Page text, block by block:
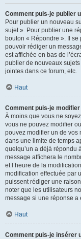
Comment puis-je publier
Pour publier un nouveau
sujet ». Pour publier une
bouton « Répondre ». Il se
pouvoir rédiger un
est affichée en bas de
publier de nouveaux
jointes dans ce forum, etc.
Haut
Comment puis-je
À moins que vous ne
vous ne pouvez modifier
pouvez modifier un de vos
dans une limite de temps
quelqu’un a déjà répondu
message affichera le
et l’heure de la
modification effectuée par
puissent rédiger une
noter que les utilisateurs
message si une réponse a
Haut
Comment puis-je insérer